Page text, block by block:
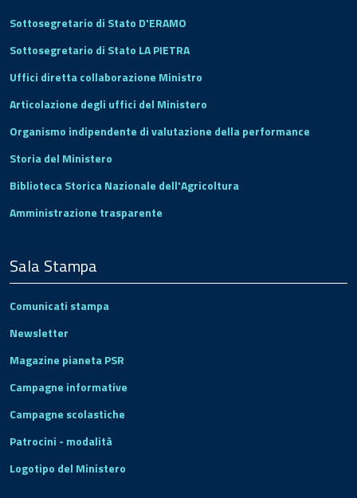
Sottosegretario di Stato D'ERAMO
Sottosegretario di Stato LA PIETRA
Uffici diretta collaborazione Ministro
Articolazione degli uffici del Ministero
Organismo indipendente di valutazione della performance
Storia del Ministero
Biblioteca Storica Nazionale dell'Agricoltura
Amministrazione trasparente
Sala Stampa
Comunicati stampa
Newsletter
Magazine pianeta PSR
Campagne informative
Campagne scolastiche
Patrocini - modalità
Logotipo del Ministero